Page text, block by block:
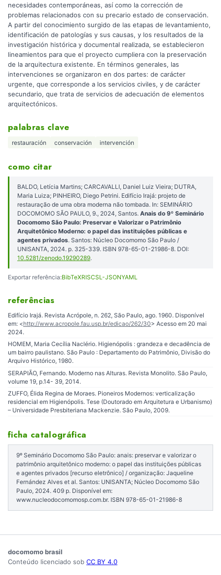
necesidades contemporáneas, así como la corrección de
problemas relacionados con su precario estado de conservación.
A partir del conocimiento surgido de las etapas de levantamiento,
identificación de patologías y sus causas, y los resultados de la
investigación histórica y documental realizada, se establecieron
lineamientos para que el proyecto cumpliera con la preservación
de la arquitectura existente. En términos generales, las
intervenciones se organizaron en dos partes: de carácter
urgente, que corresponde a los servicios civiles, y de carácter
secundario, que trata de servicios de adecuación de elementos
arquitectónicos.
palabras clave
restauración conservación intervención
como citar
BALDO, Letícia Martins; CARCAVALLI, Daniel Luiz Vieira; DUTRA,
Maria Luiza; PINHEIRO, Diego Petrini. Edifício Irajá: projeto de
restauração de uma obra moderna não tombada. In: SEMINÁRIO
DOCOMOMO SÃO PAULO, 9., 2024, Santos. Anais do 9º Seminário
Docomomo São Paulo: Preservar e Valorizar o Patrimônio
Arquitetônico Moderno: o papel das instituições públicas e
agentes privados. Santos: Núcleo Docomomo São Paulo /
UNISANTA, 2024. p. 325-339. ISBN 978-65-01-21986-8. DOI:
10.5281/zenodo.19290289.
Exportar referência:BibTeXRISCSL-JSONYAML
referências
Edifício Irajá. Revista Acrópole, n. 262, São Paulo, ago. 1960. Disponível
em: <http://www.acropole.fau.usp.br/edicao/262/30> Acesso em 20 mai
2024.
HOMEM, Maria Cecília Naclério. Higienópolis : grandeza e decadência de
um bairro paulistano. São Paulo : Departamento do Patrimônio, Divisão do
Arquivo Histórico, 1980.
SERAPIÃO, Fernando. Moderno nas Alturas. Revista Monolito. São Paulo,
volume 19, p.14- 39, 2014.
ZUFFO, Élida Regina de Moraes. Pioneiros Modernos: verticalização
residencial em Higienópolis. Tese (Doutorado em Arquitetura e Urbanismo)
– Universidade Presbiteriana Mackenzie. São Paulo, 2009.
ficha catalográfica
9º Seminário Docomomo São Paulo: anais: preservar e valorizar o
patrimônio arquitetônico moderno: o papel das instituições públicas
e agentes privados [recurso eletrônico] / organização: Jaqueline
Fernández Alves et al. Santos: UNISANTA; Núcleo Docomomo São
Paulo, 2024. 409 p. Disponível em:
www.nucleodocomomosp.com.br. ISBN 978-65-01-21986-8
docomomo brasil
Conteúdo licenciado sob CC BY 4.0